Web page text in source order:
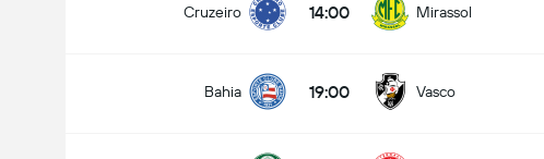
Cruzeiro 14:00 Mirassol
Bahia 19:00 Vasco